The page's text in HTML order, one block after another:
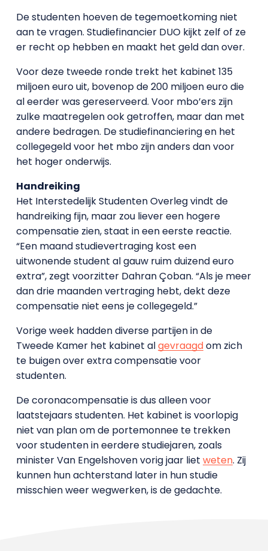
De studenten hoeven de tegemoetkoming niet
aan te vragen. Studiefinancier DUO kijkt zelf of ze
er recht op hebben en maakt het geld dan over.
Voor deze tweede ronde trekt het kabinet 135
miljoen euro uit, bovenop de 200 miljoen euro die
al eerder was gereserveerd. Voor mbo’ers zijn
zulke maatregelen ook getroffen, maar dan met
andere bedragen. De studiefinanciering en het
collegegeld voor het mbo zijn anders dan voor
het hoger onderwijs.
Handreiking
Het Interstedelijk Studenten Overleg vindt de
handreiking fijn, maar zou liever een hogere
compensatie zien, staat in een eerste reactie.
“Een maand studievertraging kost een
uitwonende student al gauw ruim duizend euro
extra”, zegt voorzitter Dahran Çoban. “Als je meer
dan drie maanden vertraging hebt, dekt deze
compensatie niet eens je collegegeld.”
Vorige week hadden diverse partijen in de
Tweede Kamer het kabinet algevraagdom zich
te buigen over extra compensatie voor
studenten.
De coronacompensatie is dus alleen voor
laatstejaars studenten. Het kabinet is voorlopig
niet van plan om de portemonnee te trekken
voor studenten in eerdere studiejaren, zoals
minister Van Engelshoven vorig jaar liet weten. Zij
kunnen hun achterstand later in hun studie
misschien weer wegwerken, is de gedachte.